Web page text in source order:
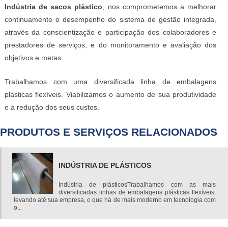
Indústria de sacos plástico, nos comprometemos a melhorar
continuamente o desempenho do sistema de gestão integrada,
através da conscientização e participação dos colaboradores e
prestadores de serviços, e do monitoramento e avaliação dos
objetivos e metas.
Trabalhamos com uma diversificada linha de embalagens
plásticas flexíveis. Viabilizamos o aumento de sua produtividade
e a redução dos seus custos.
PRODUTOS E SERVIÇOS RELACIONADOS
INDÚSTRIA DE PLÁSTICOS
Indústria de plásticosTrabalhamos com as mais
diversificadas linhas de embalagens plásticas flexíveis,
levando até sua empresa, o que há de mais moderno em tecnologia com
o...